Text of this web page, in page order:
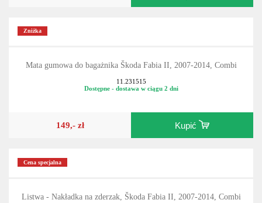
Zniżka
Mata gumowa do bagażnika Škoda Fabia II, 2007-2014, Combi
11.231515
Dostępne - dostawa w ciągu 2 dni
149,- zł Kupić
Cena specjalna
Listwa - Nakładka na zderzak, Škoda Fabia II, 2007-2014, Combi